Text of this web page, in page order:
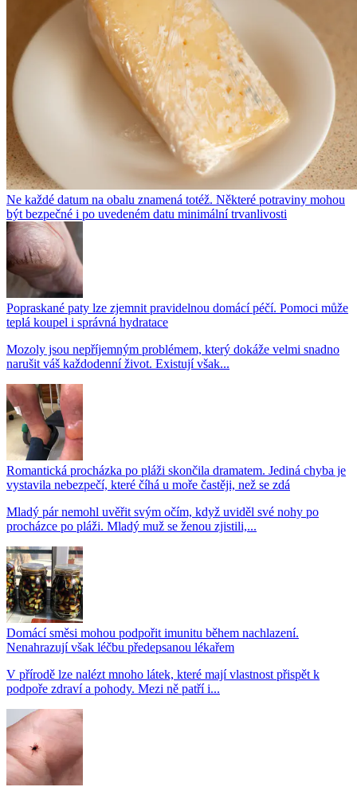
Ne každé datum na obalu znamená totéž. Některé potraviny mohou
být bezpečné i po uvedeném datu minimální trvanlivosti
Popraskané paty lze zjemnit pravidelnou domácí péčí. Pomoci může
teplá koupel i správná hydratace
Mozoly jsou nepříjemným problémem, který dokáže velmi snadno
narušit váš každodenní život. Existují však...
Romantická procházka po pláži skončila dramatem. Jediná chyba je
vystavila nebezpečí, které číhá u moře častěji, než se zdá
Mladý pár nemohl uvěřit svým očím, když uviděl své nohy po
procházce po pláži. Mladý muž se ženou zjistili,...
Domácí směsi mohou podpořit imunitu během nachlazení.
Nenahrazují však léčbu předepsanou lékařem
V přírodě lze nalézt mnoho látek, které mají vlastnost přispět k
podpoře zdraví a pohody. Mezi ně patří i...